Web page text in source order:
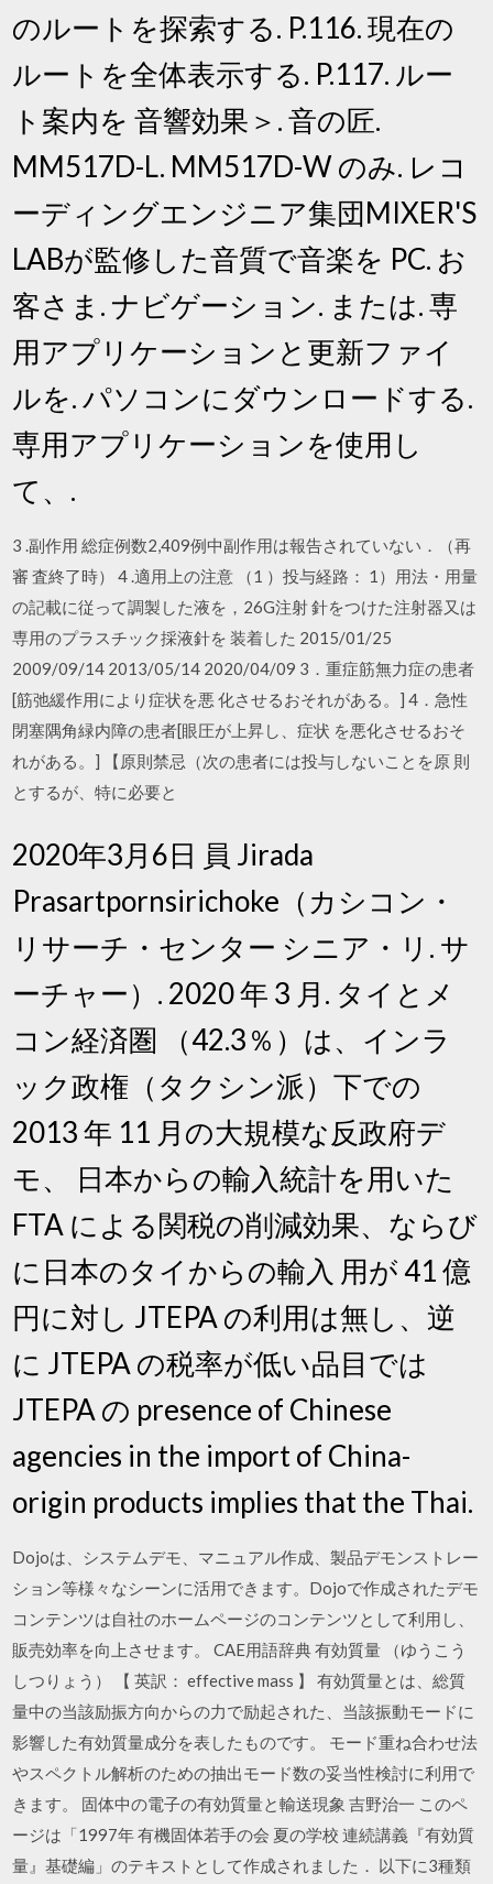
のルートを探索する. P.116. 現在の
ルートを全体表示する. P.117. ルー
ト案内を 音響効果＞. 音の匠.
MM517D-L. MM517D-W のみ. レコ
ーディングエンジニア集団MIXER'S
LABが監修した音質で音楽を PC. お
客さま. ナビゲーション. または. 専
用アプリケーションと更新ファイ
ルを. パソコンにダウンロードする.
専用アプリケーションを使用し
て、.
3 .副作用 総症例数2,409例中副作用は報告されていない．（再
審 査終了時） 4 .適用上の注意 （1 ）投与経路： 1）用法・用量
の記載に従って調製した液を，26G注射 針をつけた注射器又は
専用のプラスチック採液針を 装着した 2015/01/25
2009/09/14 2013/05/14 2020/04/09 3．重症筋無力症の患者
[筋弛緩作用により症状を悪 化させるおそれがある。] 4．急性
閉塞隅角緑内障の患者[眼圧が上昇し、症状 を悪化させるおそ
れがある。] 【原則禁忌（次の患者には投与しないことを原 則
とするが、特に必要と
2020年3月6日 員 Jirada
Prasartpornsirichoke（カシコン・
リサーチ・センター シニア・リ. サ
ーチャー）. 2020 年 3 月. タイとメ
コン経済圏 （42.3％）は、インラ
ック政権（タクシン派）下での
2013 年 11 月の大規模な反政府デ
モ、 日本からの輸入統計を用いた
FTA による関税の削減効果、ならび
に日本のタイからの輸入 用が 41 億
円に対し JTEPA の利用は無し、逆
に JTEPA の税率が低い品目では
JTEPA の presence of Chinese
agencies in the import of China-
origin products implies that the Thai.
Dojoは、システムデモ、マニュアル作成、製品デモンストレー
ション等様々なシーンに活用できます。Dojoで作成されたデモ
コンテンツは自社のホームページのコンテンツとして利用し、
販売効率を向上させます。 CAE用語辞典 有効質量 （ゆうこう
しつりょう） 【 英訳： effective mass 】 有効質量とは、総質
量中の当該励振方向からの力で励起された、当該振動モードに
影響した有効質量成分を表したものです。 モード重ね合わせ法
やスペクトル解析のための抽出モード数の妥当性検討に利用で
きます。 固体中の電子の有効質量と輸送現象 吉野治一 このペ
ージは「1997年 有機固体若手の会 夏の学校 連続講義『有効質
量』基礎編」のテキストとして作成されました． 以下に3種類